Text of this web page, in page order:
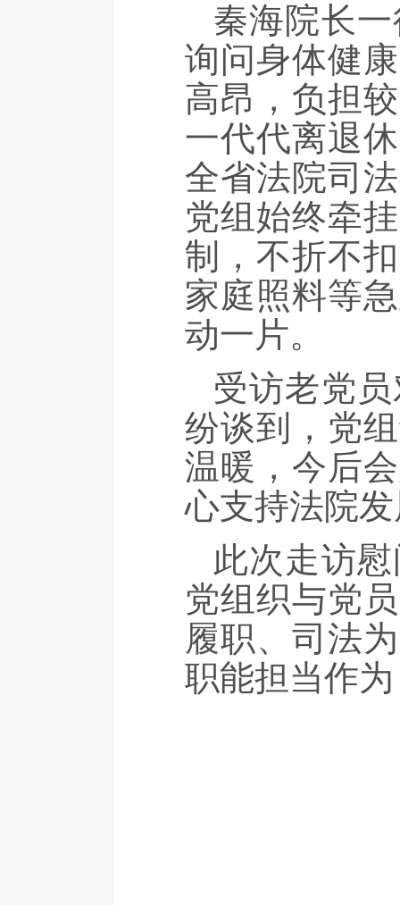
秦海院长
询问身体健
高昂，负担
一代代离退
全省法院司
党组始终牵
制，不折不
家庭照料等
动一片。
受访老党
纷谈到，党
温暖，今后
心支持法院
此次走访
党组织与党
履职、司法
职能担当作